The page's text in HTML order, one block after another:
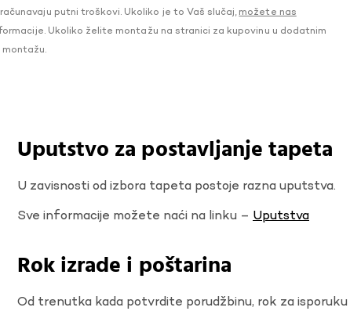
putni troškovi. Ukoliko je to Vaš slučaj, možete nas
Ukoliko želite montažu na stranici za kupovinu u dodatnim
Uputstvo za postavljanje tapeta
U zavisnosti od izbora tapeta postoje razna uputstva.
Sve informacije možete naći na linku – Uputstva
Rok izrade i poštarina
Od trenutka kada potvrdite porudžbinu, rok za isporuku